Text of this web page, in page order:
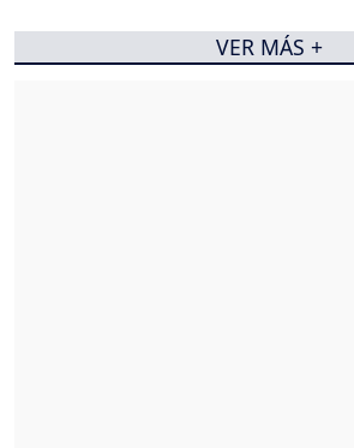
VER MÁS +